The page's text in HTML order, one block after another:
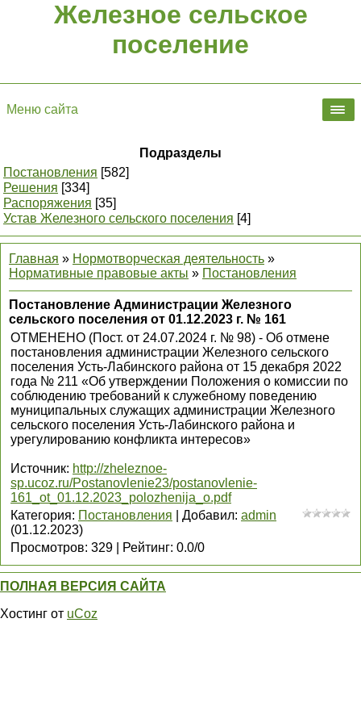
Железное сельское
поселение
Меню сайта
Подразделы
Постановления [582]
Решения [334]
Распоряжения [35]
Устав Железного сельского поселения [4]
Главная » Нормотворческая деятельность »
Нормативные правовые акты » Постановления
Постановление Администрации Железного
сельского поселения от 01.12.2023 г. № 161
ОТМЕНЕНО (Пост. от 24.07.2024 г. № 98) - Об отмене
постановления администрации Железного сельского
поселения Усть-Лабинского района от 15 декабря 2022
года № 211 «Об утверждении Положения о комиссии по
соблюдению требований к служебному поведению
муниципальных служащих администрации Железного
сельского поселения Усть-Лабинского района и
урегулированию конфликта интересов»
Источник: http://zheleznoe-
sp.ucoz.ru/Postanovlenie23/postanovlenie-
161_ot_01.12.2023_polozhenija_o.pdf
Категория: Постановления Добавил: admin
(01.12.2023)
Просмотров: 329 Рейтинг: 0.0/0
ПОЛНАЯ ВЕРСИЯ САЙТА
Хостинг от uCoz